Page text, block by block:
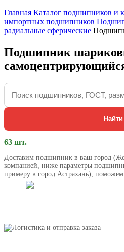
Главная Каталог подшипников и
импортных подшипников
радиальные сферические
Подшипник
Найти
63 шт.
Доставим подшипник в ваш город
компанией, ниже параметры
примеру в город Астрахань),